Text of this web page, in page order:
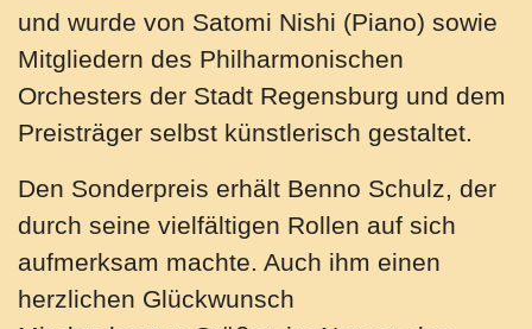
und wurde von Satomi Nishi (Piano) sowie
Mitgliedern des Philharmonischen
Orchesters der Stadt Regensburg und dem
Preisträger selbst künstlerisch gestaltet.
Den Sonderpreis erhält Benno Schulz, der
durch seine vielfältigen Rollen auf sich
aufmerksam machte. Auch ihm einen
herzlichen Glückwunsch